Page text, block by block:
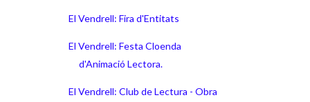
El Vendrell: Fira d'Entitats
El Vendrell: Festa Cloenda
d'Animació Lectora.
El Vendrell: Club de Lectura - Obra